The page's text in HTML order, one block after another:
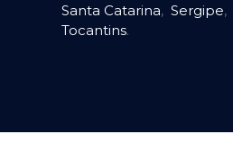
Santa Catarina, Sergipe,
Tocantins.